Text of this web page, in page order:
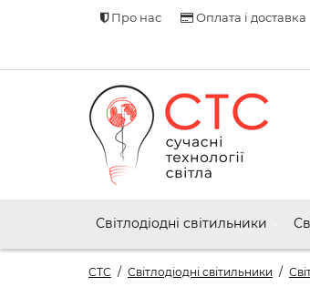
Про нас Оплата і доставка
Світлодіодні світильники
СТС Світлодіодні світильники